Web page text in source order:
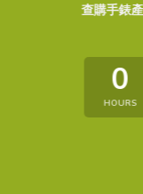
查購手錶
0
HOURS